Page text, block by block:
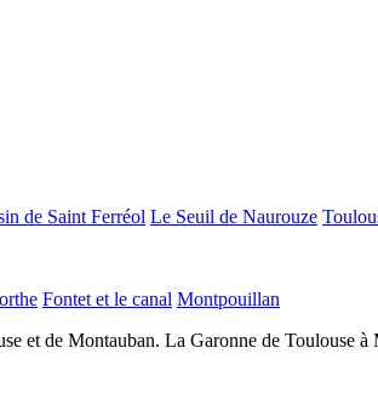
de Saint Ferréol Le Seuil de Naurouze
Fontet et le canal Montpouillan
et de Montauban. La Garonne de Toulouse à